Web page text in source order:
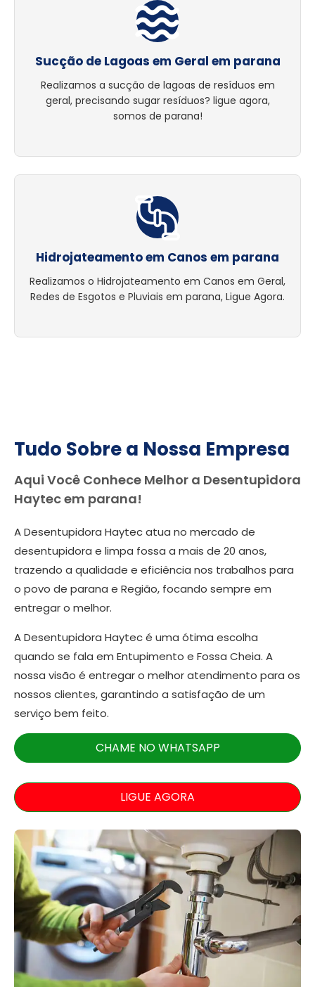
Sucção de Lagoas em Geral em parana
Realizamos a sucção de lagoas de resíduos em
geral, precisando sugar resíduos? ligue agora,
somos de parana!
Hidrojateamento em Canos em parana
Realizamos o Hidrojateamento em Canos em Geral,
Redes de Esgotos e Pluviais em parana, Ligue Agora.
Tudo Sobre a Nossa Empresa
Aqui Você Conhece Melhor a Desentupidora
Haytec em parana!
A Desentupidora Haytec atua no mercado de
desentupidora e limpa fossa a mais de 20 anos,
trazendo a qualidade e eficiência nos trabalhos para
o povo de parana e Região, focando sempre em
entregar o melhor.
A Desentupidora Haytec é uma ótima escolha
quando se fala em Entupimento e Fossa Cheia. A
nossa visão é entregar o melhor atendimento para os
nossos clientes, garantindo a satisfação de um
serviço bem feito.
CHAME NO WHATSAPP
LIGUE AGORA